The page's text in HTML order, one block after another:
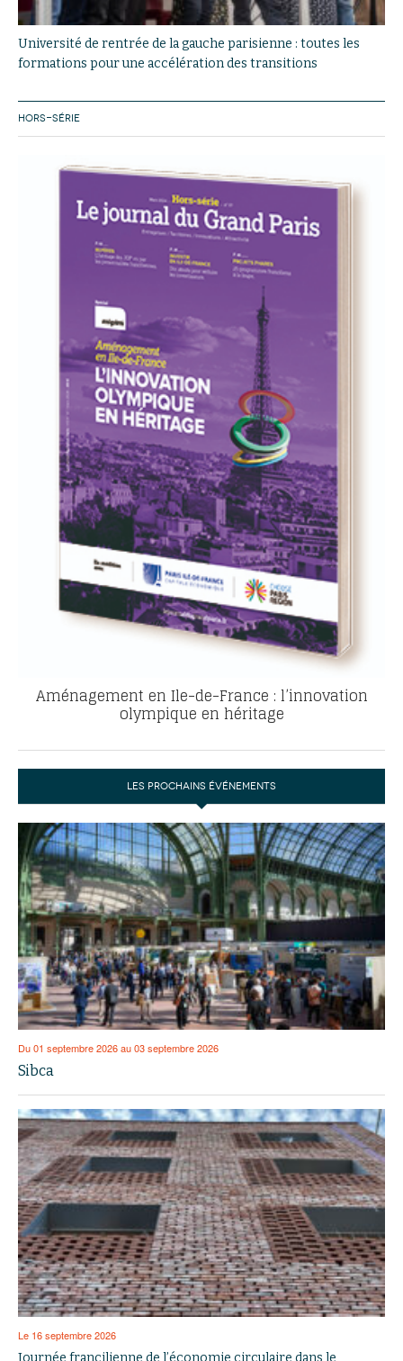
Université de rentrée de la gauche parisienne : toutes les
formations pour une accélération des transitions
HORS-SÉRIE
Aménagement en Ile-de-France : l’innovation
olympique en héritage
LES PROCHAINS ÉVÉNEMENTS
Du 01 septembre 2026 au 03 septembre 2026
Sibca
Le 16 septembre 2026
Journée francilienne de l’économie circulaire dans le